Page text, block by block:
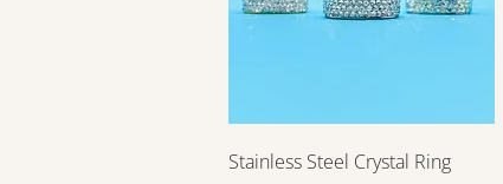
Visualização rápida
Stainless Steel Crystal Ring